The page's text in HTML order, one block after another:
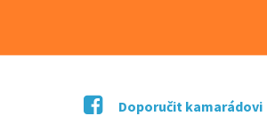
Doporučit kamarádovi